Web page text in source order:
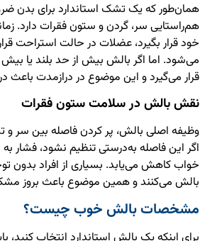
همان‌طور که یک تشک استاندارد برای بدن
هم‌راستایی سر، گردن و ستون فقرات دارد.
خود قرار بگیرد، عضلات در حالت استراحت
می‌شود. اما اگر بالش بیش از حد بلند یا بیش
قرار می‌گیرد و این موضوع در درازمدت
نقش بالش در سلامت ستون فقرات
وظیفه اصلی بالش، پر کردن فاصله بین
اگر این فاصله به‌درستی تنظیم نشود، فشار
خواب کاهش می‌یابد. بسیاری از افراد بدون
بالش می‌کنند و همین موضوع باعث بروز
مشخصات بالش خوب چیست؟